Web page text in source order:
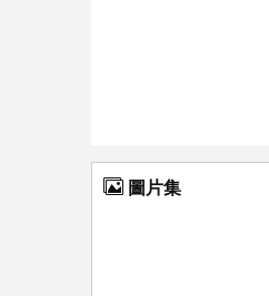
圖片集